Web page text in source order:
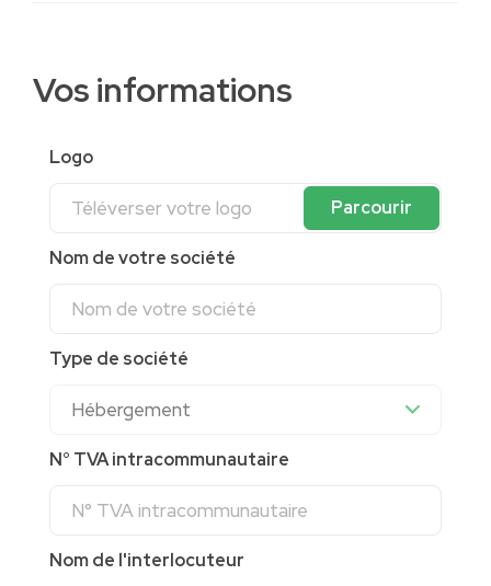
Vos informations
Logo
Téléverser votre logo Parcourir
Nom de votre société
Type de société
N° TVA intracommunautaire
Nom de l'interlocuteur